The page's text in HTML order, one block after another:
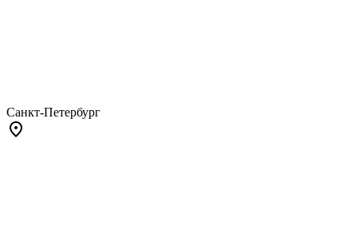
Санкт-Петербург